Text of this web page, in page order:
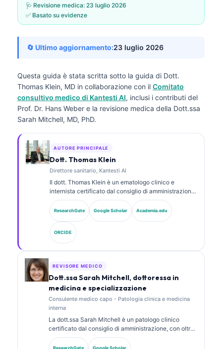
🩺 Revisione medica: 23 luglio 2026
✅ Basato su evidenze
🔄 Ultimo aggiornamento:23 luglio 2026
Questa guida è stata scritta sotto la guida di Dott.
Thomas Klein, MD in collaborazione con il Comitato
consultivo medico di Kantesti AI, inclusi i contributi del
Prof. Dr. Hans Weber e la revisione medica della Dott.ssa
Sarah Mitchell, MD, PhD.
AUTORE PRINCIPALE
Dott. Thomas Klein
Direttore sanitario, Kantesti AI
Il dott. Thomas Klein è un ematologo clinico e
internista certificato dal consiglio di amministrazione,
con oltre 15 anni di esperienza in medicina di
laboratorio e analisi clinica assistita da AI. In qualità
di Chief Medical Officer presso Kantesti AI, fornisce
supervisione clinica sull’accuratezza medica della
rete neurale proprietaria. Il dott. Klein ha pubblicato
ampiamente su interpretazione dei biomarcatori e
diagnostica di laboratorio su argomenti di medicina di
ResearchGate Google Scholar Academia.edu
ORCIDE
REVISORE MEDICO
Dott.ssa Sarah Mitchell, dottoressa in
medicina e specializzazione
Consulente medico capo - Patologia clinica e medicina
interna
La dott.ssa Sarah Mitchell è un patologo clinico
certificato dal consiglio di amministrazione, con oltre
18 anni di esperienza in medicina di laboratorio e
analisi diagnostica. Possiede certificazioni di
ResearchGate Google Scholar